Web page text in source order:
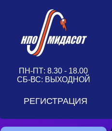
ПН-ПТ: 8.30 - 18.00
СБ-ВС: ВЫХОДНОЙ
РЕГИСТРАЦИЯ